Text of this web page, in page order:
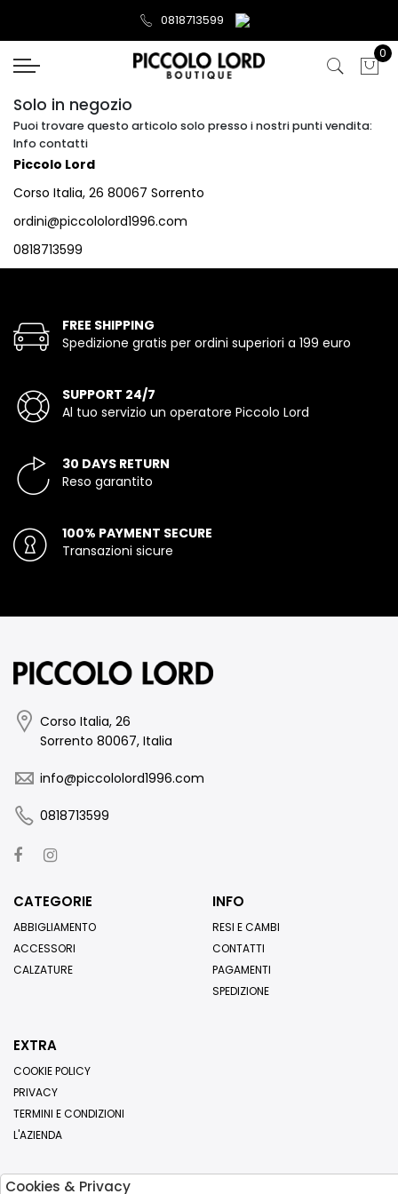
0818713599
0
Solo in negozio
Puoi trovare questo articolo solo presso i nostri punti vendita:
Info contatti
Piccolo Lord
Corso Italia, 26 80067 Sorrento
ordini@piccololord1996.com
0818713599
FREE SHIPPING
Spedizione gratis per ordini superiori a 199 euro
SUPPORT 24/7
Al tuo servizio un operatore Piccolo Lord
30 DAYS RETURN
Reso garantito
100% PAYMENT SECURE
Transazioni sicure
Corso Italia, 26
Sorrento 80067, Italia
info@piccololord1996.com
0818713599
CATEGORIE
ABBIGLIAMENTO
ACCESSORI
CALZATURE
INFO
RESI E CAMBI
CONTATTI
PAGAMENTI
SPEDIZIONE
EXTRA
COOKIE POLICY
PRIVACY
TERMINI E CONDIZIONI
L'AZIENDA
Cookies & Privacy